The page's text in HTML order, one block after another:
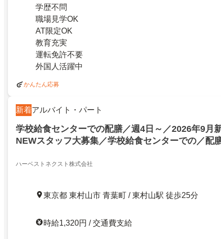
学歴不問
職場見学OK
AT限定OK
教育充実
運転免許不要
外国人活躍中
かんたん応募
新着アルバイト・パート
学校給食センターでの配膳／週4日～／2026年9月
NEWスタッフ大募集／学校給食センターでの／配
ハーベストネクスト株式会社
東京都 東村山市 青葉町 / 東村山駅 徒歩25分
時給1,320円 / 交通費支給